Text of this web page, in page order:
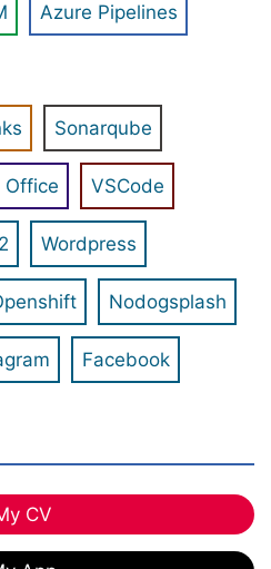
Azure Pipelines
Sonarqube
Office VSCode
Wordpress
Nodogsplash
Facebook
CV